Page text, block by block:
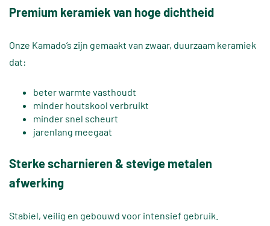
Premium keramiek van hoge dichtheid
Onze Kamado’s zijn gemaakt van zwaar, duurzaam keramiek
dat:
beter warmte vasthoudt
minder houtskool verbruikt
minder snel scheurt
jarenlang meegaat
Sterke scharnieren & stevige metalen
afwerking
Stabiel, veilig en gebouwd voor intensief gebruik.